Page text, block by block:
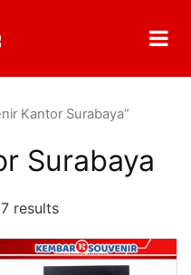
Kantor Surabaya”
Surabaya
results